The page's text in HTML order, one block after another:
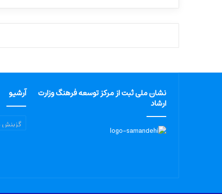
نشان ملی ثبت از مرکز توسعه فرهنگ وزارت
ارشاد
آرشیو
آرشیو